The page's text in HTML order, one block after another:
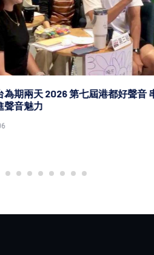
七屆港都好聲音 串流音樂播報